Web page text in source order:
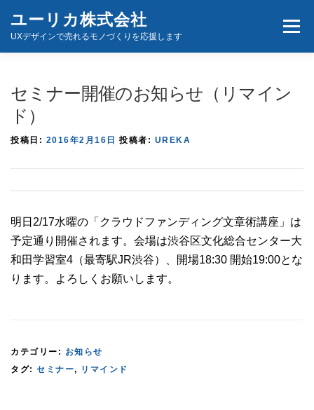
ユーリカ株式会社
UXデザインで売れるモノづくりを応援します
メニ
セミナー開催のお知らせ（リマイン
ド）
投稿日: 2016年2月16日 投稿者: UREKA
明日2/17水曜の「クラウドファンディング文章術講座」は
予定通り開催されます。会場は渋谷区文化総合センター大
和田学習室4（最寄駅JR渋谷）、開場18:30 開始19:00とな
ります。よろしくお願いします。
カテゴリー: お知らせ
タグ: セミナー, リマインド